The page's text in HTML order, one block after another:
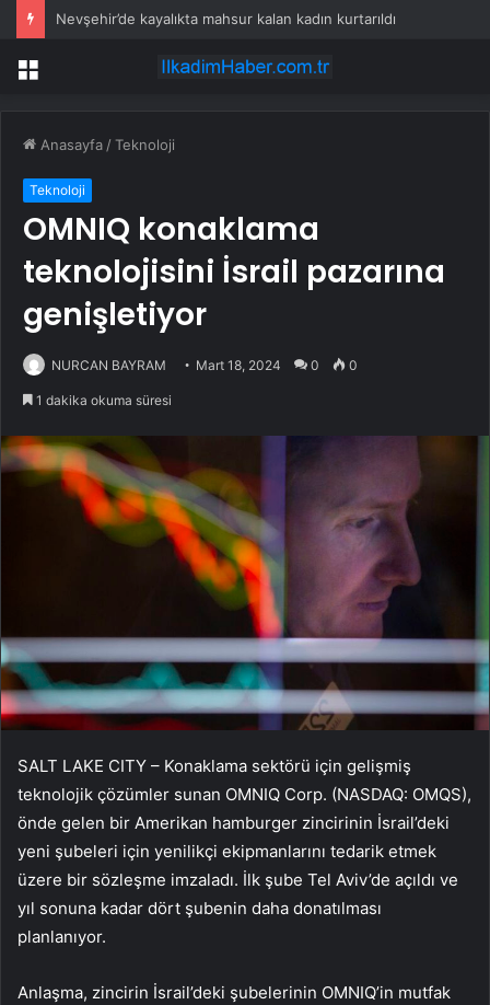
Nevşehir’de kayalıkta mahsur kalan kadın kurtarıldı
Menü
Anasayfa /Teknoloji
Teknoloji
OMNIQ konaklama
teknolojisini İsrail pazarına
genişletiyor
NURCAN BAYRAM Mart 18, 2024 0 0
1 dakika okuma süresi
SALT LAKE CITY – Konaklama sektörü için gelişmiş
teknolojik çözümler sunan OMNIQ Corp. (NASDAQ: OMQS),
önde gelen bir Amerikan hamburger zincirinin İsrail’deki
yeni şubeleri için yenilikçi ekipmanlarını tedarik etmek
üzere bir sözleşme imzaladı. İlk şube Tel Aviv’de açıldı ve
yıl sonuna kadar dört şubenin daha donatılması
planlanıyor.
Anlaşma, zincirin İsrail’deki şubelerinin OMNIQ’in mutfak